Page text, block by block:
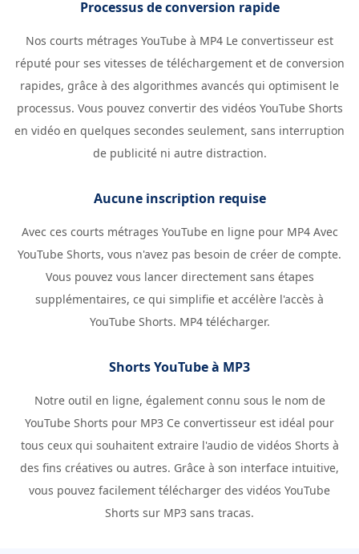
Processus de conversion rapide
Nos courts métrages YouTube à MP4 Le convertisseur est
réputé pour ses vitesses de téléchargement et de conversion
rapides, grâce à des algorithmes avancés qui optimisent le
processus. Vous pouvez convertir des vidéos YouTube Shorts
en vidéo en quelques secondes seulement, sans interruption
de publicité ni autre distraction.
Aucune inscription requise
Avec ces courts métrages YouTube en ligne pour MP4 Avec
YouTube Shorts, vous n'avez pas besoin de créer de compte.
Vous pouvez vous lancer directement sans étapes
supplémentaires, ce qui simplifie et accélère l'accès à
YouTube Shorts. MP4 télécharger.
Shorts YouTube à MP3
Notre outil en ligne, également connu sous le nom de
YouTube Shorts pour MP3 Ce convertisseur est idéal pour
tous ceux qui souhaitent extraire l'audio de vidéos Shorts à
des fins créatives ou autres. Grâce à son interface intuitive,
vous pouvez facilement télécharger des vidéos YouTube
Shorts sur MP3 sans tracas.